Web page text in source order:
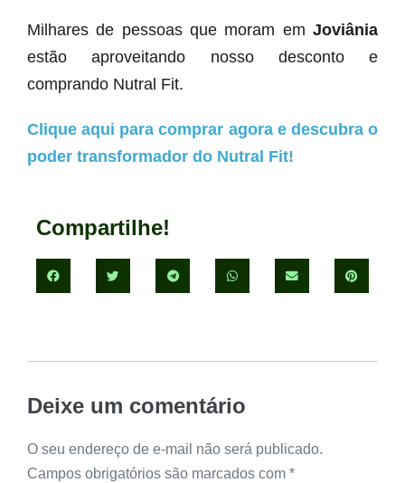
Milhares de pessoas que moram em Joviânia
estão aproveitando nosso desconto e
comprando Nutral Fit.
Clique aqui para comprar agora e descubra o
poder transformador do Nutral Fit!
Compartilhe!
Deixe um comentário
O seu endereço de e-mail não será publicado.
Campos obrigatórios são marcados com *